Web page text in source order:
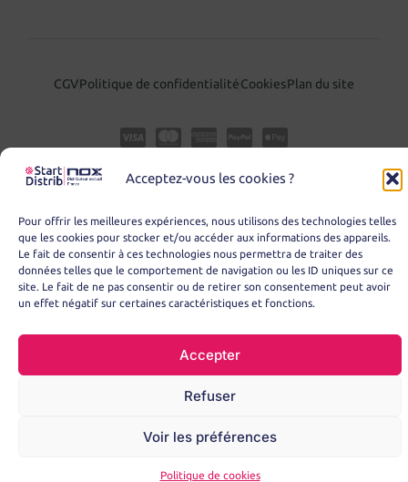
Acceptez-vous les cookies ?
Pour offrir les meilleures expériences, nous utilisons des technologies telles
que les cookies pour stocker et/ou accéder aux informations des appareils.
Le fait de consentir à ces technologies nous permettra de traiter des
données telles que le comportement de navigation ou les ID uniques sur ce
site. Le fait de ne pas consentir ou de retirer son consentement peut avoir
un effet négatif sur certaines caractéristiques et fonctions.
Accepter
Refuser
Voir les préférences
Politique de cookies
CGVPolitique de confidentialitéCookiesPlan du site
© Copyright 2025 – START DISTRIB